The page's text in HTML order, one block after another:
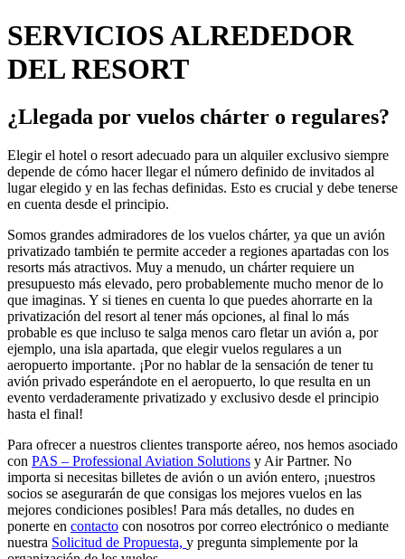
SERVICIOS ALREDEDOR
DEL RESORT
¿Llegada por vuelos chárter o regulares?
Elegir el hotel o resort adecuado para un alquiler exclusivo siempre
depende de cómo hacer llegar el número definido de invitados al
lugar elegido y en las fechas definidas. Esto es crucial y debe tenerse
en cuenta desde el principio.
Somos grandes admiradores de los vuelos chárter, ya que un avión
privatizado también te permite acceder a regiones apartadas con los
resorts más atractivos. Muy a menudo, un chárter requiere un
presupuesto más elevado, pero probablemente mucho menor de lo
que imaginas. Y si tienes en cuenta lo que puedes ahorrarte en la
privatización del resort al tener más opciones, al final lo más
probable es que incluso te salga menos caro fletar un avión a, por
ejemplo, una isla apartada, que elegir vuelos regulares a un
aeropuerto importante. ¡Por no hablar de la sensación de tener tu
avión privado esperándote en el aeropuerto, lo que resulta en un
evento verdaderamente privatizado y exclusivo desde el principio
hasta el final!
Para ofrecer a nuestros clientes transporte aéreo, nos hemos asociado
con PAS – Professional Aviation Solutions y Air Partner. No
importa si necesitas billetes de avión o un avión entero, ¡nuestros
socios se asegurarán de que consigas los mejores vuelos en las
mejores condiciones posibles! Para más detalles, no dudes en
ponerte en contacto con nosotros por correo electrónico o mediante
nuestra Solicitud de Propuesta, y pregunta simplemente por la